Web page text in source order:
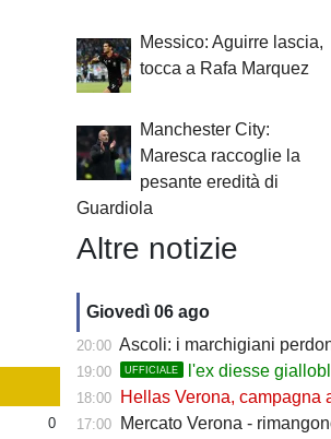
0
Messico: Aguirre lascia,
tocca a Rafa Marquez
Manchester City:
Maresca raccoglie la
pesante eredità di
Guardiola
Altre notizie
Giovedì 06 ago
20:00 Ascoli: i marchigiani
19:00 UFFICIALE l'ex diesse gialloblù
18:00 Hellas Verona, campagna
17:00 Mercato Verona - rimangono in